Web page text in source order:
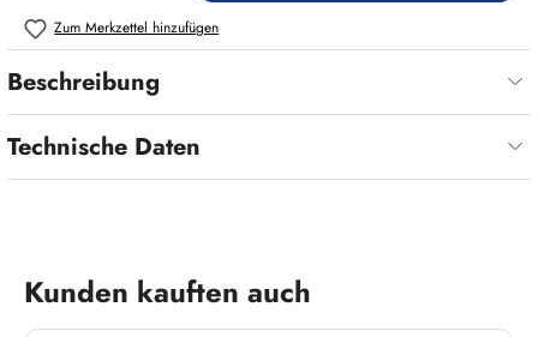
Zum Merkzettel hinzufügen
Beschreibung
Technische Daten
Produktgalerie überspringen
Kunden kauften auch